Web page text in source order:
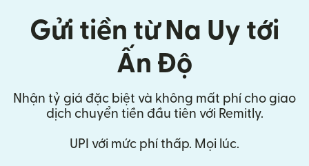
Gửi tiền từ Na Uy tới
Ấn Độ
Nhận tỷ giá đặc biệt và không mất phí cho giao
dịch chuyển tiền đầu tiên với Remitly.
UPI với mức phí thấp. Mọi lúc.